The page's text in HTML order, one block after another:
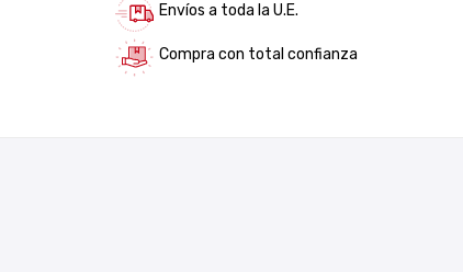
Envíos a toda la U.E.
Compra con total confianza